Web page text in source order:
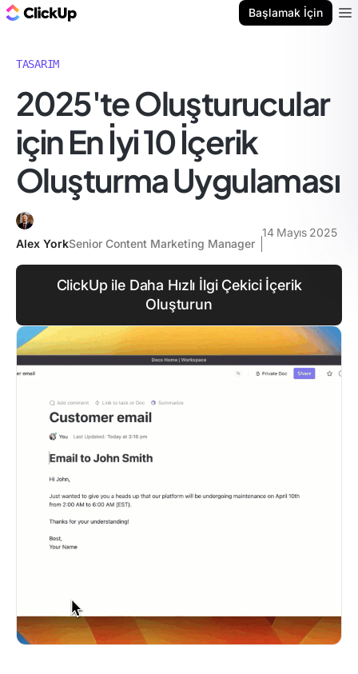
Başlamak İçin
TASARIM
2025'te Oluşturucular
için En İyi 10 İçerik
Oluşturma Uygulaması
Alex YorkSenior Content Marketing Manager
14 Mayıs 2025
ClickUp ile Daha Hızlı İlgi Çekici İçerik
Oluşturun